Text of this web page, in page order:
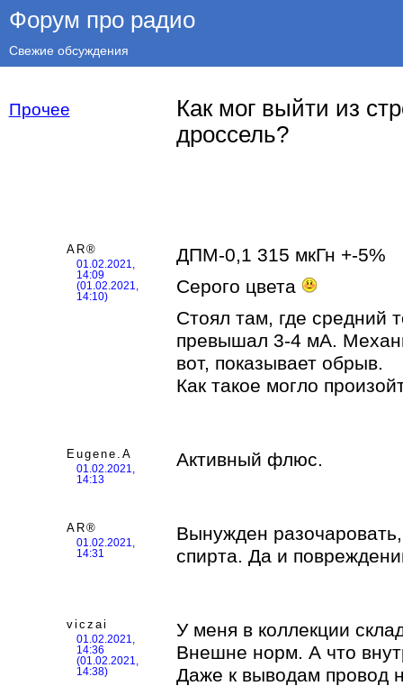
Форум про радио
Свежие обсуждения
Прочее
Как мог выйти из
дроссель?
AR®
01.02.2021,
14:09
(01.02.2021,
14:10)
ДПМ-0,1 315 мкГн +-5%
Серого цвета
Стоял там, где средний
превышал 3-4 мА.
вот, показывает обрыв.
Как такое могло
Eugene.A
01.02.2021,
14:13
Активный флюс.
AR®
01.02.2021,
14:31
Вынужден
спирта. Да и
viczai
01.02.2021,
14:36
(01.02.2021,
14:38)
У меня в коллекции
Внешне норм. А что
Даже к выводам провод